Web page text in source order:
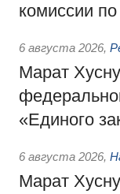
комиссии
6 августа 2026,
Марат
«Единого
6 августа 2026,
Марат